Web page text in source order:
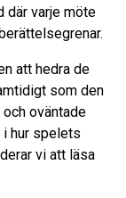
där varje möte
att hedra de
som den
oväntade
i hur spelets
vi att läsa